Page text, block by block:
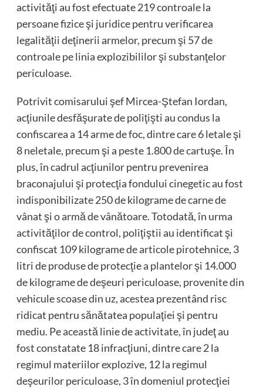
activităţi au fost efectuate 219 controale la
persoane fizice şi juridice pentru verificarea
legalităţii deţinerii armelor, precum şi 57 de
controale pe linia explozibililor şi substanţelor
periculoase.
Potrivit comisarului şef Mircea-Ştefan Iordan,
acţiunile desfăşurate de poliţişti au condus la
confiscarea a 14 arme de foc, dintre care 6 letale şi
8 neletale, precum şi a peste 1.800 de cartuşe. În
plus, în cadrul acţiunilor pentru prevenirea
braconajului şi protecţia fondului cinegetic au fost
indisponibilizate 250 de kilograme de carne de
vânat şi o armă de vânătoare. Totodată, în urma
activităţilor de control, poliţiştii au identificat şi
confiscat 109 kilograme de articole pirotehnice, 3
litri de produse de protecţie a plantelor şi 14.000
de kilograme de deşeuri periculoase, provenite din
vehicule scoase din uz, acestea prezentând risc
ridicat pentru sănătatea populaţiei şi pentru
mediu. Pe această linie de activitate, în judeţ au
fost constatate 18 infracţiuni, dintre care 2 la
regimul materiilor explozive, 12 la regimul
deşeurilor periculoase, 3 în domeniul protecţiei